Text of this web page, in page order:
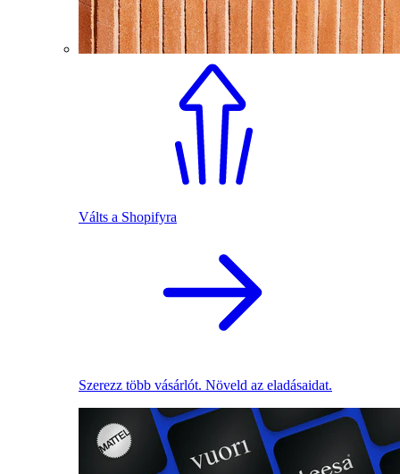
Válts a Shopifyra
Szerezz több vásárlót. Növeld az eladásaidat.